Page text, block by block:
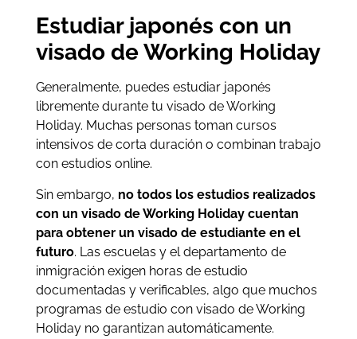
Estudiar japonés con un
visado de Working Holiday
Generalmente, puedes estudiar japonés
libremente durante tu visado de Working
Holiday. Muchas personas toman cursos
intensivos de corta duración o combinan trabajo
con estudios online.
Sin embargo, no todos los estudios realizados
con un visado de Working Holiday cuentan
para obtener un visado de estudiante en el
futuro. Las escuelas y el departamento de
inmigración exigen horas de estudio
documentadas y verificables, algo que muchos
programas de estudio con visado de Working
Holiday no garantizan automáticamente.